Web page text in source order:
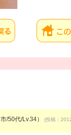
/50代/Lv.34） (投稿：